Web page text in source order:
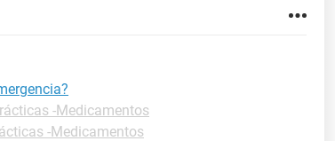
-Medicamentos
-Medicamentos